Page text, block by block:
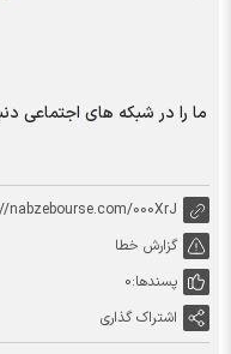
ما را در شبکه های اجتماعی
nabzebourse.com/000XrJ
گزارش خطا
پسندها:0
اشتراک گذاری